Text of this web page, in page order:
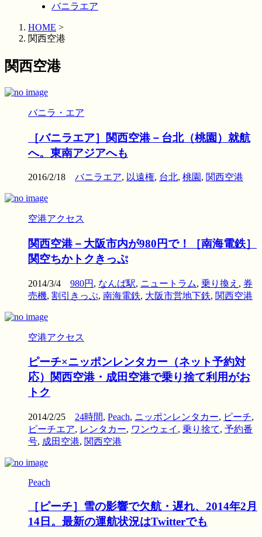
バニラエア
HOME >
関西空港
関西空港
バニラ・エア
［バニラエア］関西空港－台北（桃園）就航
へ。東南アジアへも
2016/2/18 バニラエア, 以遠権, 台北, 桃園 , 関西空港
空港アクセス
関西空港－大阪市内が980円で！［南海電鉄］
関空ちかトクきっぷ
2014/3/4 980円 , なんば駅, ニュートラム, 乗り換え , 券
売機, 割引きっぷ, 南海電鉄, 大阪市営地下鉄, 関西空港
空港アクセス
ピーチ×ニッポンレンタカー（ネット予約対
応）関西空港・成田空港で乗り捨て利用がお
トク
2014/2/25 24時間, Peach, ニッポンレンタカー, ピーチ,
ピーチエア, レンタカー, ワンウェイ , 乗り捨て, 予約番
号, 成田空港, 関西空港
Peach
［ピーチ］雪の影響で欠航・遅れ、2014年2月
14日。最新の運航状況はTwitterでも